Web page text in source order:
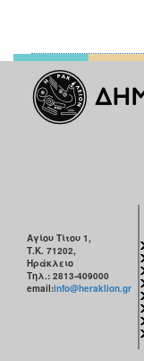
Αγίου Τίτου 1,
Τ.Κ. 71202,
Ηράκλειο
Τηλ.: 2813-409000
email:info@heraklion.gr